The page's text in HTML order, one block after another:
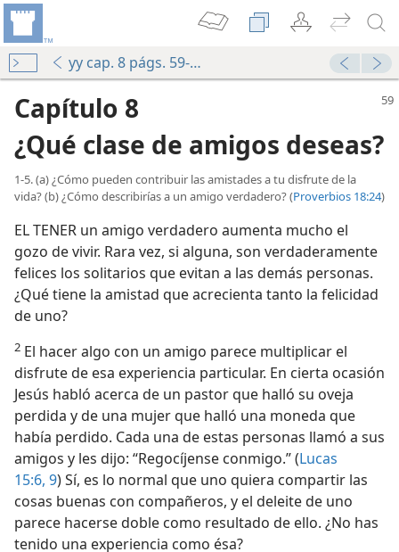
yy cap. 8 págs. 59-66
Capítulo 8
¿Qué clase de amigos deseas?
1-5. (a) ¿Cómo pueden contribuir las amistades a tu disfrute de la
vida? (b) ¿Cómo describirías a un amigo verdadero? (Proverbios 18:24)
EL TENER un amigo verdadero aumenta mucho el
gozo de vivir. Rara vez, si alguna, son verdaderamente
felices los solitarios que evitan a las demás personas.
¿Qué tiene la amistad que acrecienta tanto la felicidad
de uno?
2 El hacer algo con un amigo parece multiplicar el
disfrute de esa experiencia particular. En cierta ocasión
Jesús habló acerca de un pastor que halló su oveja
perdida y de una mujer que halló una moneda que
había perdido. Cada una de estas personas llamó a sus
amigos y les dijo: “Regocíjense conmigo.” (Lucas
15:6, 9) Sí, es lo normal que uno quiera compartir las
cosas buenas con compañeros, y el deleite de uno
parece hacerse doble como resultado de ello. ¿No has
tenido una experiencia como ésa?